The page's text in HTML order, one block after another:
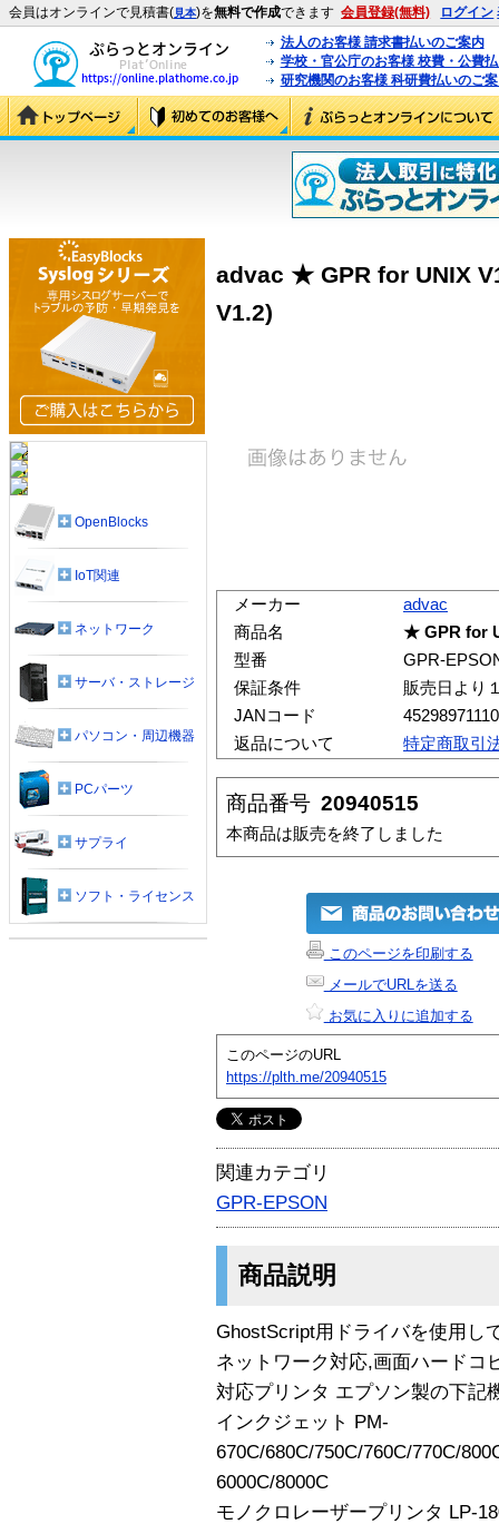
会員はオンラインで見積書(見本)を無料で作成できます 会員登録(無料) ログイン
法人のお客様 請求書払いのご案内
学校・官公庁のお客様 校費・公費
研究機関のお客様 科研費払いのご
advac ★ GPR for UNIX
V1.2)
メーカー
advac
商品名
★ GPR for
型番
GPR-
保証条件
販売日より
JANコード
返品について
特定商取引
商品番号 20940515
本商品は販売を終了しました
このページを印刷する
メールでURLを送る
お気に入りに追加する
このページのURL
https://plth.me/20940515
関連カテゴリ
GPR-EPSON
商品説明
GhostScript用ドライバを使用し
ネットワーク対応,画面ハードコ
対応プリンタ エプソン製の下記
インクジェット PM-
670C/680C/750C/760C/770C/
6000C/8000C
モノクロレーザープリンタ LP-
OpenBlocks
IoT関連
ネットワーク
サーバ・ストレージ
パソコン・周辺機器
PCパーツ
サプライ
ソフト・ライセンス